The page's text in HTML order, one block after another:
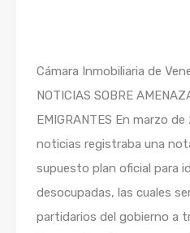
Cámara Inmobiliaria de
NOTICIAS SOBRE
EMIGRANTES En marzo
noticias registraba una
supuesto plan oficial para
desocupadas, las cuales
partidarios del gobierno a